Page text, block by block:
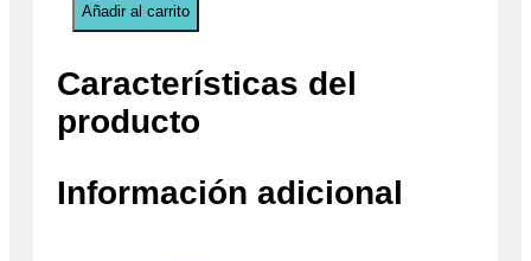
Añadir al carrito
Características del
producto
Información adicional